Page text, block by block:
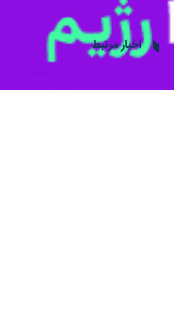
اخبار مرتبط
کیش - ایرنا - معاون